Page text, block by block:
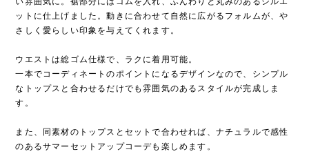
ットに仕上げました。動きに合わせて自然に広がるフォルムが、や
さしく愛らしい印象を与えてくれます。
ウエストは総ゴム仕様で、ラクに着用可能。
一本でコーディネートのポイントになるデザインなので、シンプル
なトップスと合わせるだけでも雰囲気のあるスタイルが完成しま
す。
また、同素材のトップスとセットで合わせれば、ナチュラルで感性
のあるサマーセットアップコーデも楽しめます。